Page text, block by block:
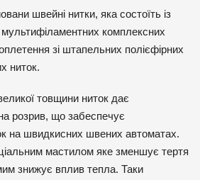
швейні нитки, яка состоїть із
мультифіламентних комплексних
зі штапельних полієфірних
ниток.
товщини ниток дає
розрив, що забеспечує
на швидкисних швених автоматах.
мастилом яке зменшує тертя
знижує вплив тепла. Таки